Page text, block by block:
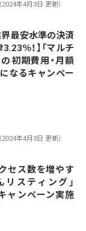
（2024年4月3日 更新）
界最安水準の決済
％！】「マルチ
初期費用・月額
なるキャンペー
（2024年4月3日 更新）
クセス数を増やす
リスティング」
ャンペーン実施